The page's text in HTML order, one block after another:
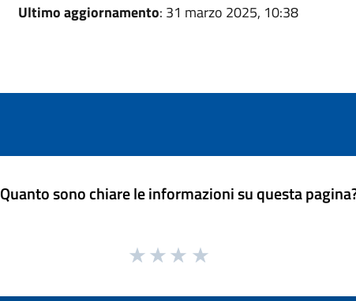
Ultimo aggiornamento: 31 marzo 2025, 10:38
Quanto sono chiare le informazioni su questa